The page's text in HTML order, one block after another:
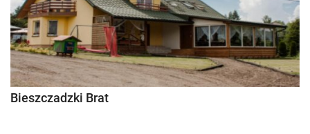
Bieszczadzki Brat